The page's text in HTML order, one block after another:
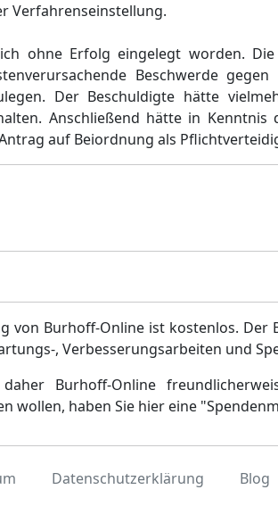
Verfahrenseinstellung.
ohne Erfolg eingelegt worden.
Beschwerde
Der Beschuldigte hätte
Anschließend hätte in
auf Beiordnung als
von Burhoff-Online ist kostenlos. Der
, Verbesserungsarbeiten und
Burhoff-Online
wollen, haben Sie hier eine
Datenschutzerklärung Blog